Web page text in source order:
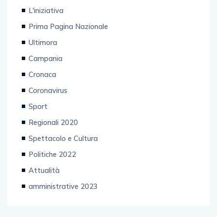
L'iniziativa
Prima Pagina Nazionale
Ultimora
Campania
Cronaca
Coronavirus
Sport
Regionali 2020
Spettacolo e Cultura
Politiche 2022
Attualità
amministrative 2023